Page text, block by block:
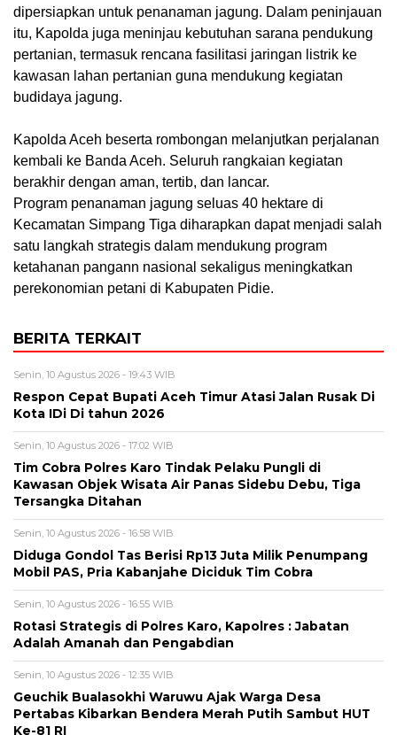
dipersiapkan untuk penanaman jagung. Dalam peninjauan
itu, Kapolda juga meninjau kebutuhan sarana pendukung
pertanian, termasuk rencana fasilitasi jaringan listrik ke
kawasan lahan pertanian guna mendukung kegiatan
budidaya jagung.
‎Kapolda Aceh beserta rombongan melanjutkan perjalanan
kembali ke Banda Aceh. Seluruh rangkaian kegiatan
berakhir dengan aman, tertib, dan lancar.
‎Program penanaman jagung seluas 40 hektare di
Kecamatan Simpang Tiga diharapkan dapat menjadi salah
satu langkah strategis dalam mendukung program
ketahanan pangann nasional sekaligus meningkatkan
perekonomian petani di Kabupaten Pidie.
BERITA TERKAIT
Senin, 10 Agustus 2026 - 19:43 WIB
Respon Cepat Bupati Aceh Timur Atasi Jalan Rusak Di
Kota IDi Di tahun 2026
Senin, 10 Agustus 2026 - 17:02 WIB
Tim Cobra Polres Karo Tindak Pelaku Pungli di
Kawasan Objek Wisata Air Panas Sidebu Debu, Tiga
Tersangka Ditahan
Senin, 10 Agustus 2026 - 16:58 WIB
Diduga Gondol Tas Berisi Rp13 Juta Milik Penumpang
Mobil PAS, Pria Kabanjahe Diciduk Tim Cobra
Senin, 10 Agustus 2026 - 16:55 WIB
Rotasi Strategis di Polres Karo, Kapolres : Jabatan
Adalah Amanah dan Pengabdian
Senin, 10 Agustus 2026 - 12:35 WIB
Geuchik Bualasokhi Waruwu Ajak Warga Desa
Pertabas Kibarkan Bendera Merah Putih Sambut HUT
Ke-81 RI